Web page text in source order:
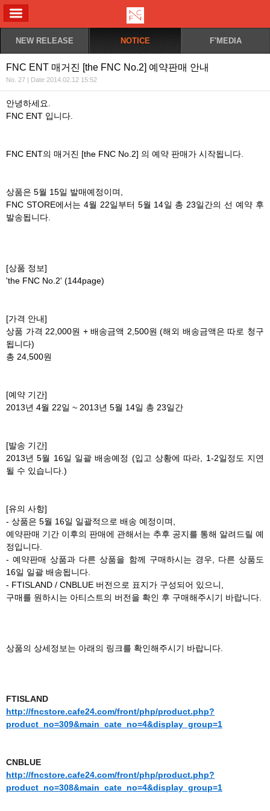
NEW RELEASE NOTICE F'MEDIA
FNC ENT 매거진 [the FNC No.2] 예약판매 안내
No. 27 | Date 2014.02.12 15:52
안녕하세요.
FNC ENT 입니다.
FNC ENT의 매거진 [the FNC No.2] 의 예약 판매가 시작됩니다.
상품은 5월 15일 발매예정이며,
FNC STORE에서는 4월 22일부터 5월 14일 총 23일간의 선 예약 후
발송됩니다.
[상품 정보]
'the FNC No.2' (144page)
[가격 안내]
상품 가격 22,000원 + 배송금액 2,500원 (해외 배송금액은 따로 청구
됩니다)
총 24,500원
[예약 기간]
2013년 4월 22일 ~ 2013년 5월 14일 총 23일간
[발송 기간]
2013년 5월 16일 일괄 배송예정 (입고 상황에 따라, 1-2일정도 지연
될 수 있습니다.)
[유의 사항]
- 상품은 5월 16일 일괄적으로 배송 예정이며,
예약판매 기간 이후의 판매에 관해서는 추후 공지를 통해 알려드릴 예
정입니다.
- 예약판매 상품과 다른 상품을 함께 구매하시는 경우, 다른 상품도
16일 일괄 배송됩니다.
- FTISLAND / CNBLUE 버전으로 표지가 구성되어 있으니,
구매를 원하시는 아티스트의 버전을 확인 후 구매해주시기 바랍니다.
상품의 상세정보는 아래의 링크를 확인해주시기 바랍니다.
FTISLAND
http://fncstore.cafe24.com/front/php/product.php?
product_no=309&main_cate_no=4&display_group=1
CNBLUE
http://fncstore.cafe24.com/front/php/product.php?
product_no=308&main_cate_no=4&display_group=1